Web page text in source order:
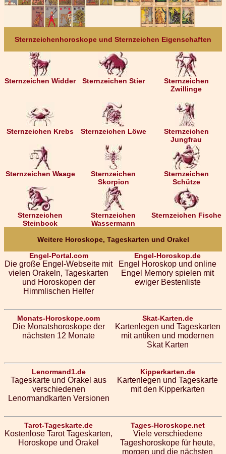
Sternzeichenhoroskope und Sternzeichen Eigenschaften
Sternzeichen Widder Sternzeichen Stier
Sternzeichen
Zwillinge
Sternzeichen Krebs Sternzeichen Löwe
Sternzeichen
Jungfrau
Sternzeichen Waage
Sternzeichen
Skorpion
Sternzeichen
Schütze
Sternzeichen
Steinbock
Sternzeichen
Wassermann
Sternzeichen Fische
Weitere Horoskope, Tageskarten und Orakel
Engel-Portal.com
Die große Engel-Webseite mit
vielen Orakeln, Tageskarten
und Horoskopen der
Himmlischen Helfer
Engel-Horoskop.de
Engel Horoskop und online
Engel Memory spielen mit
ewiger Bestenliste
Monats-Horoskope.com
Die Monatshoroskope der
nächsten 12 Monate
Skat-Karten.de
Kartenlegen und Tageskarten
mit antiken und modernen
Skat Karten
Lenormand1.de
Tageskarte und Orakel aus
verschiedenen
Lenormandkarten Versionen
Kipperkarten.de
Kartenlegen und Tageskarte
mit den Kipperkarten
Tarot-Tageskarte.de
Kostenlose Tarot Tageskarten,
Horoskope und Orakel
Tages-Horoskope.net
Viele verschiedene
Tageshoroskope für heute,
morgen und die nächsten